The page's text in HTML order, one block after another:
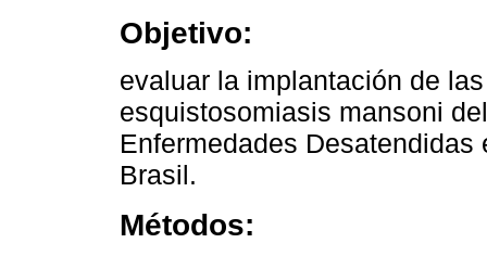
Objetivo:
evaluar la implantación de
esquistosomiasis mansoni
Enfermedades
Brasil.
Métodos: